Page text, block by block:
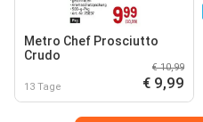
Metro Chef Prosciutto
Crudo
13 Tage
€ 10,99
€ 9,99